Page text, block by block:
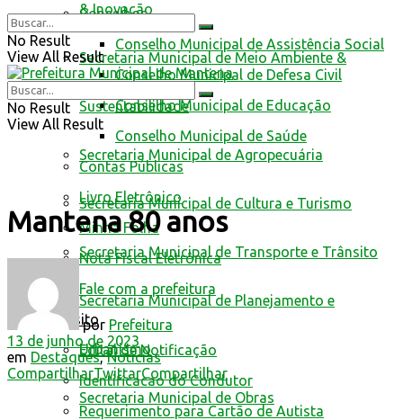
Conselhos
Conselho Municipal de Assistência Social
Conselho Municipal de Defesa Civil
Conselho Municipal de Educação
Conselho Municipal de Saúde
Contas Públicas
Livro Eletrônico
Minha Folha
Nota Fiscal Eletrônica
Fale com a prefeitura
Trânsito
Edital de Notificação
Identificacao do Condutor
Requerimento para Cartão de Autista
& Inovação
Secretaria Municipal de Meio Ambiente &
Sustentabilidade
Secretaria Municipal de Agropecuária
Secretaria Municipal de Cultura e Turismo
Secretaria Municipal de Transporte e Trânsito
Secretaria Municipal de Planejamento e
Urbanismo
Secretaria Municipal de Obras
No Result
View All Result
No Result
View All Result
Mantena 80 anos
por Prefeitura
13 de junho de 2023
em Destaques,Notícias
CompartilharTwittarCompartilhar